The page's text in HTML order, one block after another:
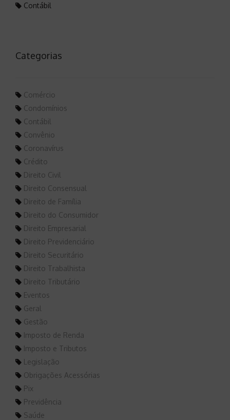
Contábil
Categorias
Comércio
Condomínios
Contábil
Convênio
Coronavírus
Crédito
Direito Civil
Direito Consensual
Direito de Família
Direito do Consumidor
Direito Empresarial
Direito Previdenciário
Direito Securitário
Direito Trabalhista
Direito Tributário
Eventos
Geral
Gestão
Imposto de Renda
Imposto e Tributos
Legislação
Obrigações Acessórias
Pix
Previdência
Saúde